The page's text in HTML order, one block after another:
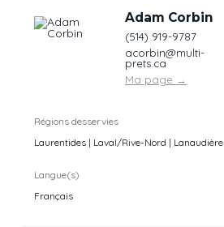
Adam Corbin
(514) 919-9787
acorbin@multi-
prets.ca
Ma page →
Régions desservies
Laurentides | Laval/Rive-Nord | Lanaudière
Langue(s)
Français